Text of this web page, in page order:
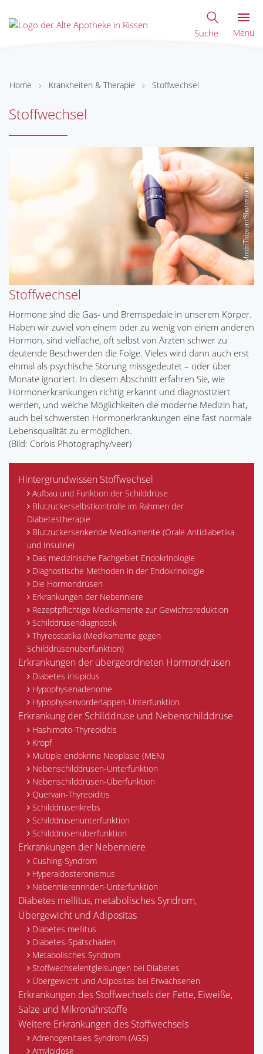
Suche Menü
Home Krankheiten & Therapie Stoffwechsel
Stoffwechsel
Stoffwechsel
Hormone sind die Gas- und Bremspedale in unserem Körper.
Haben wir zuviel von einem oder zu wenig von einem anderen
Hormon, sind vielfache, oft selbst von Ärzten schwer zu
deutende Beschwerden die Folge. Vieles wird dann auch erst
einmal als psychische Störung missgedeutet – oder über
Monate ignoriert. In diesem Abschnitt erfahren Sie, wie
Hormonerkrankungen richtig erkannt und diagnostiziert
werden, und welche Möglichkeiten die moderne Medizin hat,
auch bei schwersten Hormonerkrankungen eine fast normale
Lebensqualität zu ermöglichen.
(Bild: Corbis Photography/veer)
Hintergrundwissen Stoffwechsel
Aufbau und Funktion der Schilddrüse
Blutzuckerselbstkontrolle im Rahmen der
Diabetestherapie
Blutzuckersenkende Medikamente (Orale Antidiabetika
und Insuline)
Das medizinische Fachgebiet Endokrinologie
Diagnostische Methoden in der Endokrinologie
Die Hormondrüsen
Erkrankungen der Nebenniere
Rezeptpflichtige Medikamente zur Gewichtsreduktion
Schilddrüsendiagnostik
Thyreostatika (Medikamente gegen
Schilddrüsenüberfunktion)
Erkrankungen der übergeordneten Hormondrüsen
Diabetes insipidus
Hypophysenadenome
Hypophysenvorderlappen-Unterfunktion
Erkrankung der Schilddrüse und Nebenschilddrüse
Hashimoto-Thyreoiditis
Kropf
Multiple endokrine Neoplasie (MEN)
Nebenschilddrüsen-Unterfunktion
Nebenschilddrüsen-Überfunktion
Quervain-Thyreoiditis
Schilddrüsenkrebs
Schilddrüsenunterfunktion
Schilddrüsenüberfunktion
Erkrankungen der Nebenniere
Cushing-Syndrom
Hyperaldosteronismus
Nebennierenrinden-Unterfunktion
Diabetes mellitus, metabolisches Syndrom,
Übergewicht und Adipositas
Diabetes mellitus
Diabetes-Spätschäden
Metabolisches Syndrom
Stoffwechselentgleisungen bei Diabetes
Übergewicht und Adipositas bei Erwachsenen
Erkrankungen des Stoffwechsels der Fette, Eiweiße,
Salze und Mikronährstoffe
Weitere Erkrankungen des Stoffwechsels
Adrenogenitales Syndrom (AGS)
Amyloidose